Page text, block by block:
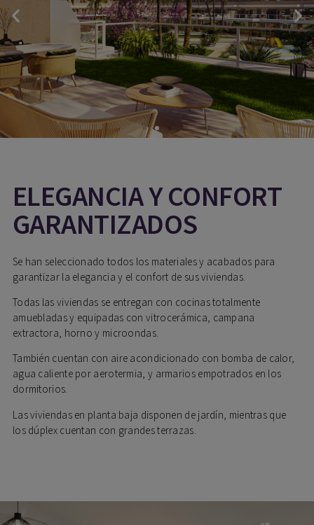
ELEGANCIA Y CONFORT
GARANTIZADOS
Se han seleccionado todos los materiales y acabados para
garantizar la elegancia y el confort de sus viviendas.
Todas las viviendas se entregan con cocinas totalmente
amuebladas y equipadas con vitrocerámica, campana
extractora, horno y microondas.
También cuentan con aire acondicionado con bomba de calor,
agua caliente por aerotermia, y armarios empotrados en los
dormitorios.
Las viviendas en planta baja disponen de jardín, mientras que
los dúplex cuentan con grandes terrazas.